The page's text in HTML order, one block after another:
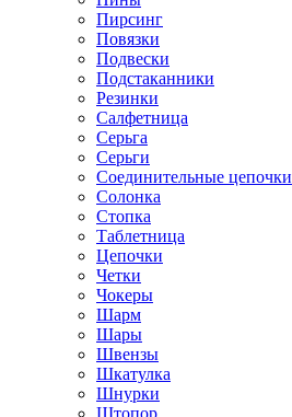
Пирсинг
Повязки
Подвески
Подстаканники
Резинки
Салфетница
Серьга
Серьги
Соединительные цепочки
Солонка
Стопка
Таблетница
Цепочки
Четки
Чокеры
Шарм
Шары
Швензы
Шкатулка
Шнурки
Штопор